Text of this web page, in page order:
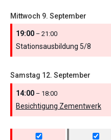
Mittwoch 9. September
19:00 – 21:00
Stationsausbildung 5/8
Samstag 12. September
14:00 – 18:00
Besichtigung Zementwerk